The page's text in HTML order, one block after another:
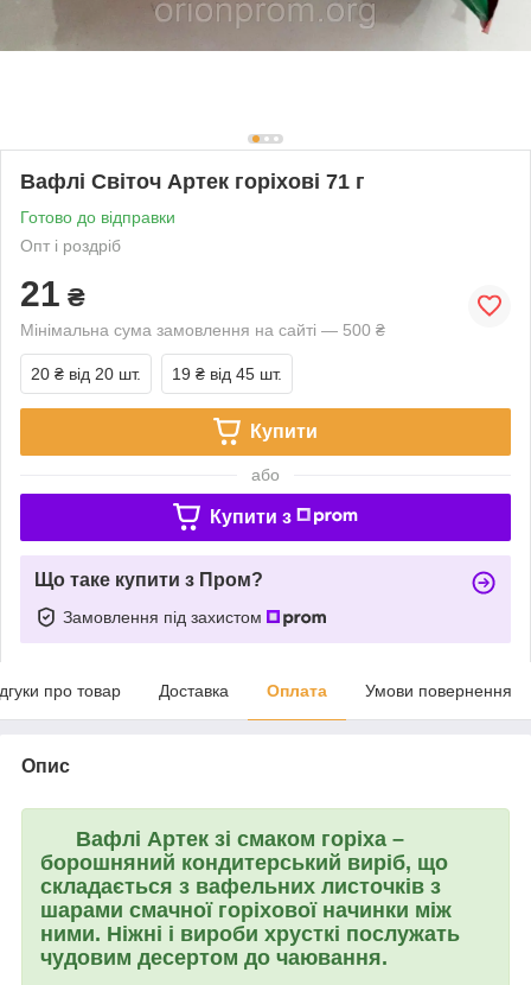
Вафлі Світоч Артек горіхові 71 г
Готово до відправки
Опт і роздріб
21 ₴
Мінімальна сума замовлення на сайті — 500 ₴
20 ₴ від 20 шт. 19 ₴ від 45 шт.
Купити
або
Купити з
Що таке купити з Пром?
Замовлення під захистом
про товар Доставка Оплата Умови повернення
Опис
Вафлі Артек зі смаком горіха –
борошняний кондитерський виріб, що
складається з вафельних листочків з
шарами смачної горіхової начинки між
ними. Ніжні і вироби хрусткі послужать
чудовим десертом до чаювання.